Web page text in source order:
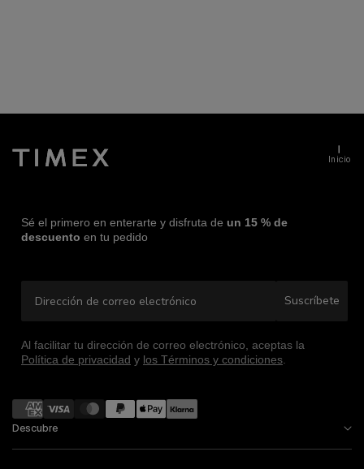
Sé el primero en enterarte y disfruta de un 15 % de
descuento en tu pedido
Suscríbete
Al facilitar tu dirección de correo electrónico, aceptas la
Política de privacidad y los Términos y condiciones
Formas
de
pago
Descubre
Inicio